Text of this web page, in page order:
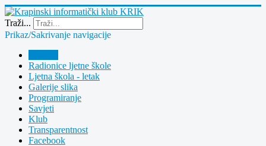
Traži...
Prikaz/Sakrivanje navigacije
Radionice ljetne škole
Ljetna škola - letak
Galerije slika
Programiranje
Savjeti
Klub
Transparentnost
Facebook
Year
Month
Year
Month